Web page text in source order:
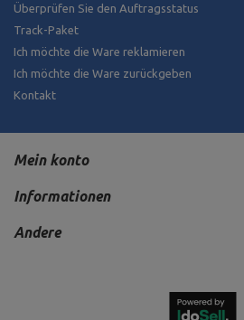
Überprüfen Sie den Auftragsstatus
Track-Paket
Ich möchte die Ware reklamieren
Ich möchte die Ware zurückgeben
Kontakt
Mein konto
Informationen
Andere